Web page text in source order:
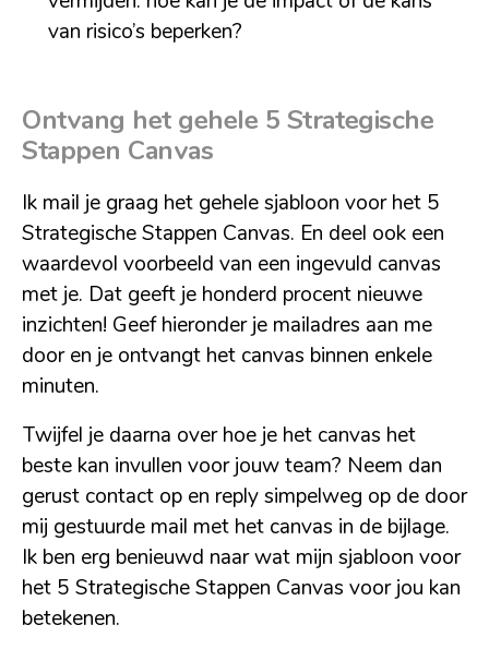
van risico’s beperken?
Ontvang het gehele 5 Strategische
Stappen Canvas
Ik mail je graag het gehele sjabloon voor het 5
Strategische Stappen Canvas. En deel ook een
waardevol voorbeeld van een ingevuld canvas
met je. Dat geeft je honderd procent nieuwe
inzichten! Geef hieronder je mailadres aan me
door en je ontvangt het canvas binnen enkele
minuten.
Twijfel je daarna over hoe je het canvas het
beste kan invullen voor jouw team? Neem dan
gerust contact op en reply simpelweg op de door
mij gestuurde mail met het canvas in de bijlage.
Ik ben erg benieuwd naar wat mijn sjabloon voor
het 5 Strategische Stappen Canvas voor jou kan
betekenen.